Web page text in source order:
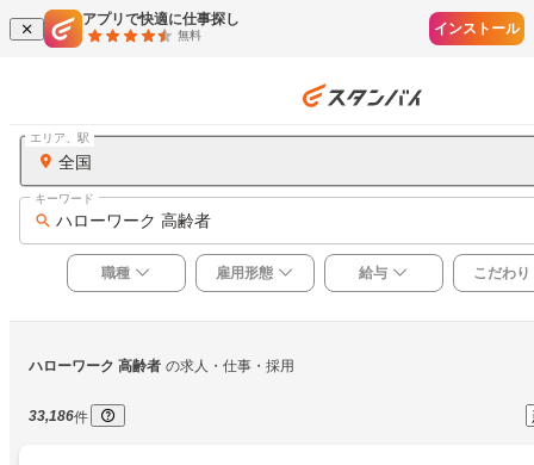
アプリで快適に仕事探し
無料 インストール
全国
エリア、駅
ハローワーク 高齢者
キーワード
職種 雇用形態 給与 こだわり
ハローワーク 高齢者 の求人・仕事・採用
33,186件